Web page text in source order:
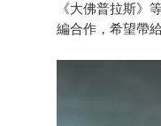
《大佛普拉斯》
編合作，希望帶